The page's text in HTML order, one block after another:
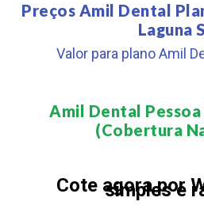
Preços Amil Dental
Laguna
Valor para plano Amil
Amil Dental Pessoa
(Cobertura
Cote agora por
simples e